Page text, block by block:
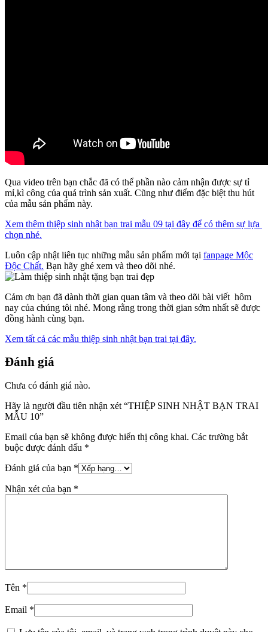
Qua video trên bạn chắc đã có thể phần nào cảm nhận được sự tỉ
mỉ,kì công của quá trình sản xuất. Cũng như điểm đặc biệt thu hút
của mẫu sản phẩm này.
Xem thêm thiệp sinh nhật bạn trai mẫu 09 tại đây để có thêm sự lựa
chọn nhé.
Luôn cập nhật liên tục những mẫu sản phẩm mới tại fanpage Mộc
Độc Chất. Bạn hãy ghé xem và theo dõi nhé.
Cảm ơn bạn đã dành thời gian quan tâm và theo dõi bài viết hôm
nay của chúng tôi nhé. Mong rằng trong thời gian sớm nhất sẽ được
đồng hành cùng bạn.
Xem tất cả các mẫu thiệp sinh nhật bạn trai tại đây.
Đánh giá
Chưa có đánh giá nào.
Hãy là người đầu tiên nhận xét “THIỆP SINH NHẬT BẠN TRAI
MẪU 10”
Email của bạn sẽ không được hiển thị công khai. Các trường bắt
buộc được đánh dấu *
Đánh giá của bạn *
Nhận xét của bạn *
Tên *
Email *